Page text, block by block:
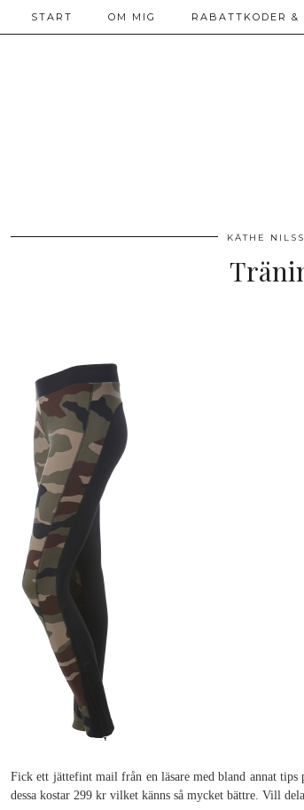
START OM MIG RABATTKODER &
KÄTHE
Fick ett jättefint mail från en läsare med bland annat tips
dessa kostar 299 kr vilket känns så mycket bättre. Vill